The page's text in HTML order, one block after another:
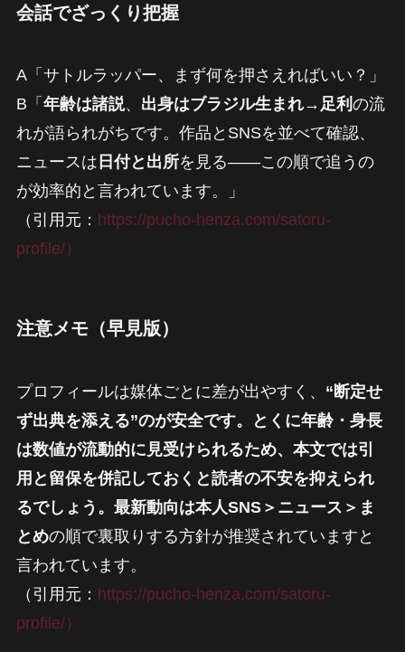
会話でざっくり把握
A「サトルラッパー、まず何を押さえればいい？」
B「 年齢は諸説、 出身はブラジル生まれ→足利 の流
れが語られがちです。作品とSNSを並べて確認、
ニュースは 日付と出所を見る――この順で追うの
が効率的と言われています。」
（引用元： https://pucho-henza.com/satoru-
profile/）
注意メモ（早見版）
プロフィールは媒体ごとに差が出やすく、 “断定せ
ず出典を添える”のが安全です。とくに年齢・身長
は数値が流動的に見受けられるため、本文では引
用と留保を併記しておくと読者の不安を抑えられ
るでしょう。最新動向は本人SNS＞ニュース＞ま
とめの順で裏取りする方針が推奨されていますと
言われています。
（引用元： https://pucho-henza.com/satoru-
profile/）